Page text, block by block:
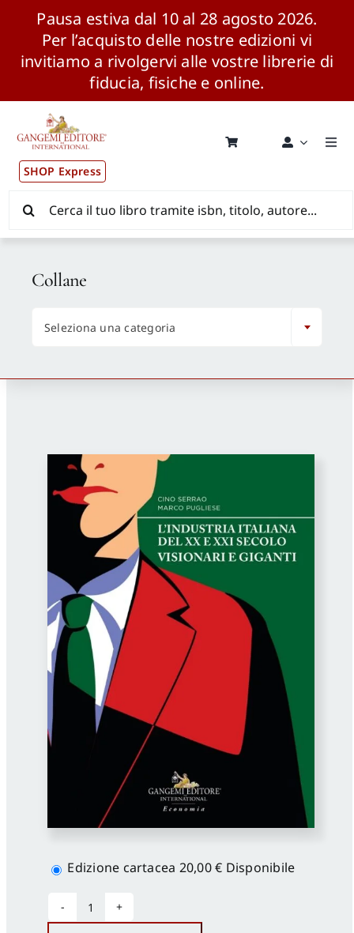
Pausa estiva dal 10 al 28 agosto 2026.
Per l’acquisto delle nostre edizioni vi
invitiamo a rivolgervi alle vostre librerie di
fiducia, fisiche e online.
contenuto
SHOP Express
Pubblicazioni
News ed Eventi
Distribuzione Wolrdwide
CONSIP / MEPA / ANVUR / CINECA
Proposte di pubblicazione
Gangemi Editore
Newsletter
per:
la
Edizione cartacea 20,00 € Disponibile
L’industria
Collane
Seleziona una categoria